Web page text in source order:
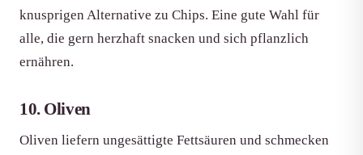
knusprigen Alternative zu Chips. Eine gute Wahl für
alle, die gern herzhaft snacken und sich pflanzlich
ernähren.
10. Oliven
Oliven liefern ungesättigte Fettsäuren und schmecken